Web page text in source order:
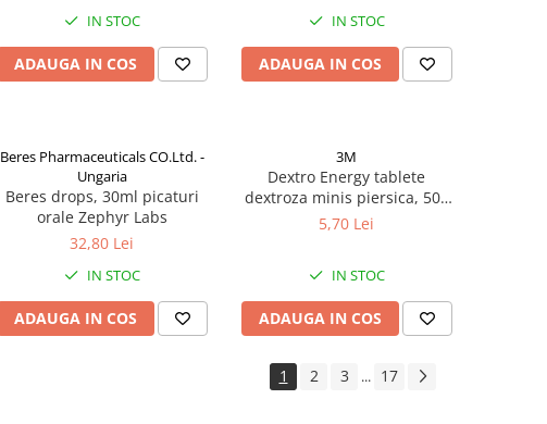
IN STOC
ADAUGA IN COS
IN STOC
ADAUGA IN COS
Beres Pharmaceuticals CO.Ltd. -
Ungaria
Beres drops, 30ml picaturi
orale Zephyr Labs
32,80 Lei
IN STOC
ADAUGA IN COS
3M
Dextro Energy tablete
dextroza minis piersica, 50g
Zephyr Labs
5,70 Lei
IN STOC
ADAUGA IN COS
1 2 3 ... 17